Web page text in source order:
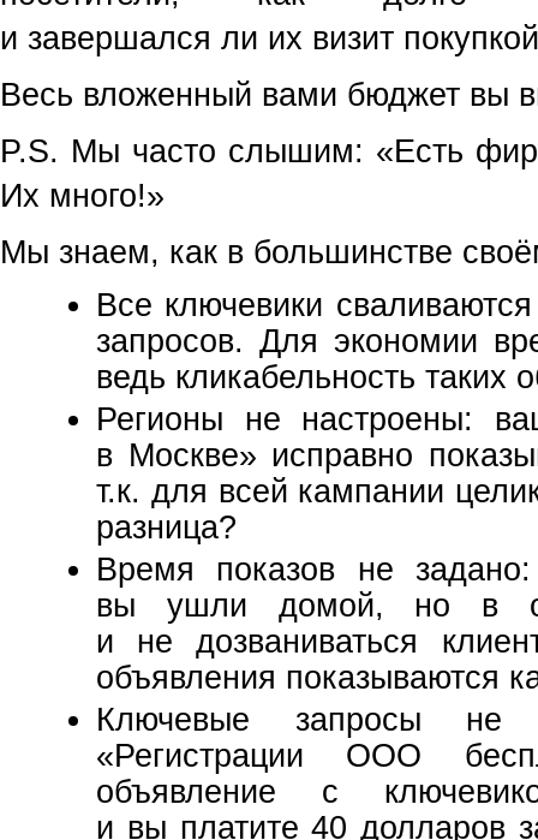
и завершался ли их визит
Весь вложенный вами бюджет вы
P.S. Мы часто слышим: «Есть
Их много!»
Мы знаем, как в большинстве
Все ключевики
запросов. Для экономии
ведь кликабельность таких
Регионы не настроены:
в Москве» исправно
т.к. для всей кампании
разница?
Время показов не
вы ушли домой, но в
и не дозваниваться
объявления показываются
Ключевые запросы не
«Регистрации ООО
объявление с
и вы платите 40 долларов